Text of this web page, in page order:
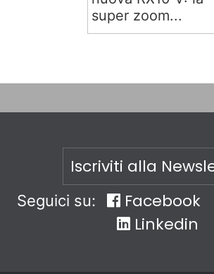
super zoom...
Iscriviti alla
Seguici su: Facebook
Linkedin